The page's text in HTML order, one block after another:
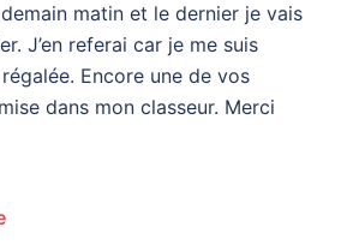
matin et le dernier je vais
J’en referai car je me suis
Encore une de vos
dans mon classeur. Merci